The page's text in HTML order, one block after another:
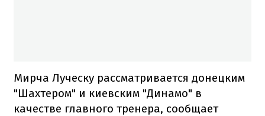
Мирча Луческу рассматривается донецким
"Шахтером" и киевским "Динамо" в
качестве главного тренера, сообщает